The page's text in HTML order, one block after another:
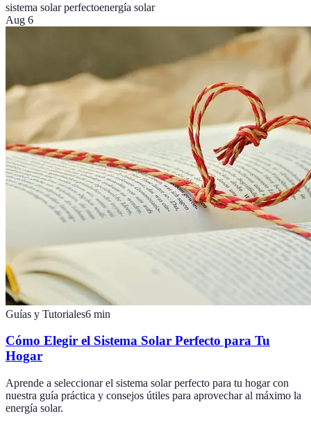
sistema solar perfectoenergía solar
Aug 6
Guías y Tutoriales6 min
Cómo Elegir el Sistema Solar Perfecto para Tu
Hogar
Aprende a seleccionar el sistema solar perfecto para tu hogar con
nuestra guía práctica y consejos útiles para aprovechar al máximo la
energía solar.